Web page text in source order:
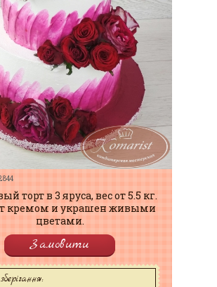
торт в 3 яруса, вес от 5.5 кг.
кремом и украшен живыми
цветами.
Замовити